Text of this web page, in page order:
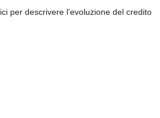
per descrivere l’evoluzione del credito